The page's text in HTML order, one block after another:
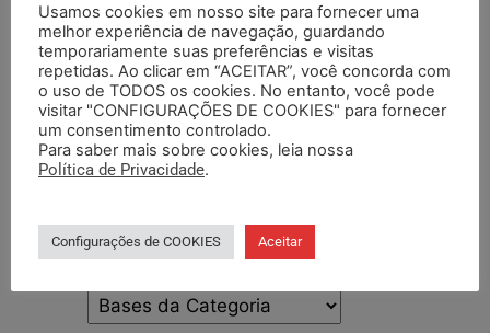
PESQUISAR DOCUMENTO
PESQUISAR POR TERMOS
BASE DA CATEGORIA
Usamos cookies em nosso site para fornecer uma
melhor experiência de navegação, guardando
temporariamente suas preferências e visitas
repetidas. Ao clicar em “ACEITAR”, você concorda com
o uso de TODOS os cookies. No entanto, você pode
visitar "CONFIGURAÇÕES DE COOKIES" para fornecer
um consentimento controlado.
Para saber mais sobre cookies, leia nossa
Política de Privacidade.
Configurações de COOKIES Aceitar